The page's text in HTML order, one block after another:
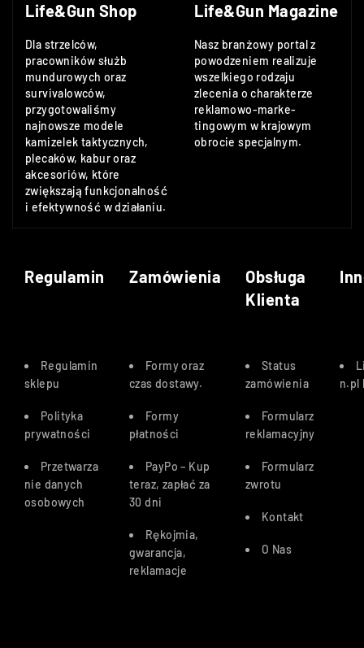
Life&Gun Shop
Dla strzelców,
pracowników służb
mundurowych oraz
survivalowców,
przygotowaliśmy
najnowsze modele
kamizelek taktycznych,
plecaków, kabur oraz
akcesoriów, które
zwiększają funkcjonalność
i efektywność w działaniu.
Life&Gun Magazine
Nasz branżowy portal z
powodzeniem realizuje
wszelkiego rodzaju
zlecenia o charakterze
reklamowo-marke-
tingowym w krajowym
obrocie specjalnym.
Regulamin Zamówienia
Obsługa
Klienta
Regulamin
sklepu
Polityka
prywatności
Przetwarza
nie danych
osobowych
Formy oraz
czas dostawy.
Formy
płatności
PayPo – Kup
teraz, zapłać za
30 dni
Rękojmia,
gwarancja,
reklamacje
Status
zamówienia
Formularz
reklamacyjny
Formularz
zwrotu
Kontakt
O Nas
n.pl